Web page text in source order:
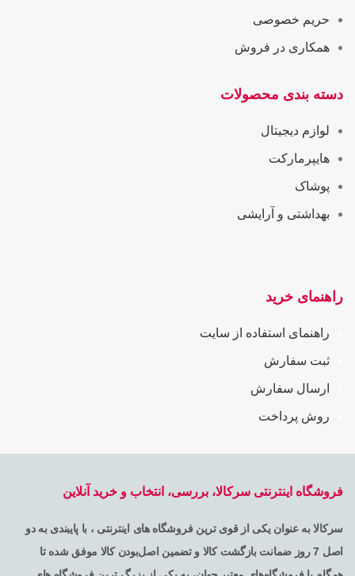
حریم خصوصی
همکاری در فروش
دسته بندی محصولات
لوازم دیجیتال
هایپرمارکت
پوشاک
بهداشتی و آرایشی
راهنمای خرید
راهنمای استفاده از سایت
ثبت سفارش
ارسال سفارش
روش پرداخت
فروشگاه اینترنتی سرکالا، بررسی، انتخاب و خرید آنلاین
سرکالا به عنوان یکی از قوی ترین فروشگاه های اینترنتی ، با پایبندی به دو
اصل 7 روز ضمانت بازگشت کالا و تضمین اصل‌بودن کالا موفق شده تا